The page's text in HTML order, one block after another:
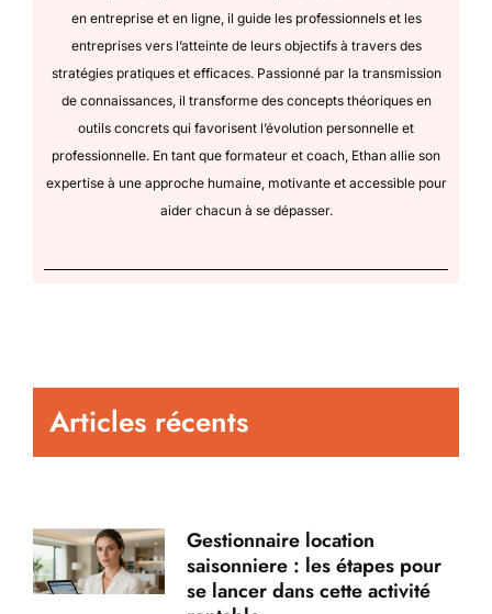
en entreprise et en ligne, il guide les professionnels et les
entreprises vers l’atteinte de leurs objectifs à travers des
stratégies pratiques et efficaces. Passionné par la transmission
de connaissances, il transforme des concepts théoriques en
outils concrets qui favorisent l’évolution personnelle et
professionnelle. En tant que formateur et coach, Ethan allie son
expertise à une approche humaine, motivante et accessible pour
aider chacun à se dépasser.
Articles récents
Gestionnaire location
saisonniere : les étapes pour
se lancer dans cette activité